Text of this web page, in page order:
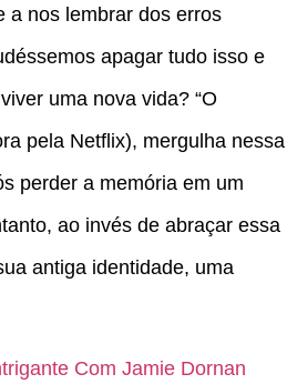
a nos lembrar dos erros
apagar tudo isso e
uma nova vida? “O
pela Netflix), mergulha nessa
perder a memória em um
ao invés de abraçar essa
antiga identidade, uma
Com Jamie Dornan